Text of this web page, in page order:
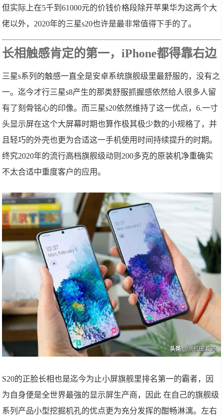
但实际上在5千到61000元的价钱价格段除开苹果华为这两个大
佬以外，2020年的三星s20也许是最非常值得下手的了。
长相触感肯定的第一，iPhone都得靠右边
三星s系列的触感一直全是安卓系统旗舰级里最舒服的，没有之
一。迄今才行三星s8产生的那类舒服抓握感依然给人很多人留
有了刻骨铭心的印像。而三星s20依然维持了这一优点，6.一寸
头显示屏在这个大屏幕时期也算作极其极少数的小规格了，并
且轻巧的外壳也更为合适这一手机使用时间持续提升的时期。
终究2020年的流行高档旗舰级动则200多克的原装机净重确实
不太合适中重度客户的应用。
S20的正脸长相也是迄今为止小屏旗舰里排名第一的霸者，因
为自身便是全世界最強的显示屏生产商，因此 在自己的旗舰级
系列产品小型挖掘机孔的优点更为充分发挥的酣畅淋漓。左右